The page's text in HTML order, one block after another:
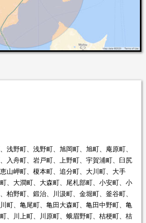
浅野町、浅野町、旭岡町、旭町、庵原町、
入舟町、岩戸町、上野町、宇賀浦町、臼尻
山岬町、榎本町、追分町、大川町、大手
、大澗町、大森町、尾札部町、小安町、小
柏野町、鍛治、川汲町、金堀町、釜谷町、
町、亀尾町、亀田大森町、亀田中野町、亀
、川上町、川原町、蛾眉野町、桔梗町、桔